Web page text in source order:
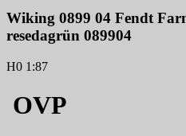
Wiking 0899 04 Fendt
resedagrün 089904
H0 1:87
OVP